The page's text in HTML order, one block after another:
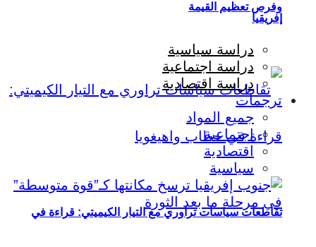
إفريقيا
تقاطعات سياسات تراوري مع التيار الكيميتي: قراءة في
وفرص تعظيم القيمة
دراسة سياسية
دراسة اجتماعية
دراسة اقتصادية
ترجمات
جميع المواد
اجتماعية
اقتصادية
سياسية